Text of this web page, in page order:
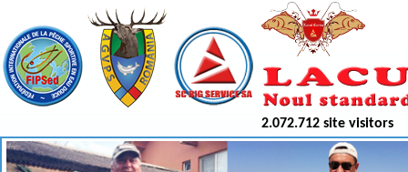
2.072.712 site visitors